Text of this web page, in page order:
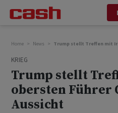
Home News Trump stellt Treffen mit
KRIEG
Trump stellt
obersten Führer
Aussicht